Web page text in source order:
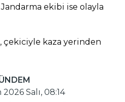
ekibi ise olayla
çekiciyle kaza yerinden
Salı, 08:14